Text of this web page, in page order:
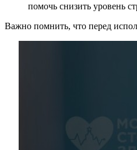
помочь снизить уровень
Важно помнить, что перед